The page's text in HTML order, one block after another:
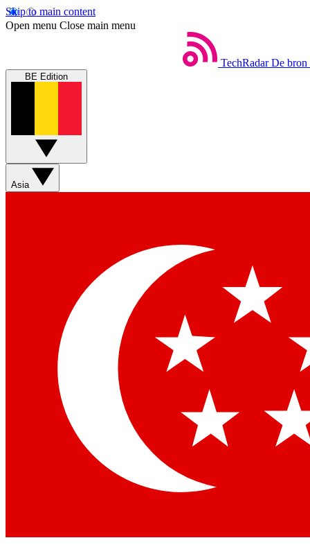
Skip to main content
Open menu Close main menu
TechRadar De bron
BE Edition
Asia